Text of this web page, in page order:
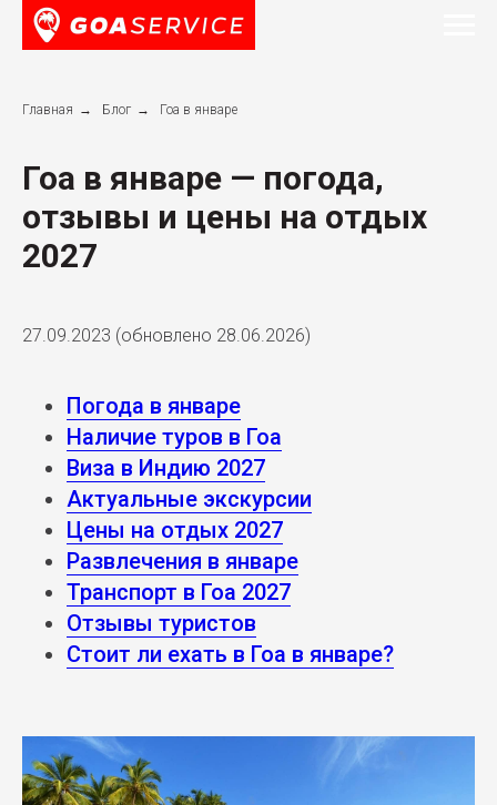
Главная → Блог → Гоа в январе
Гоа в январе — погода,
отзывы и цены на отдых
2027
27.09.2023 (обновлено 28.06.2026)
Погода в январе
Наличие туров в Гоа
Виза в Индию 2027
Актуальные экскурсии
Цены на отдых 2027
Развлечения в январе
Транспорт в Гоа 2027
Отзывы туристов
Стоит ли ехать в Гоа в январе?